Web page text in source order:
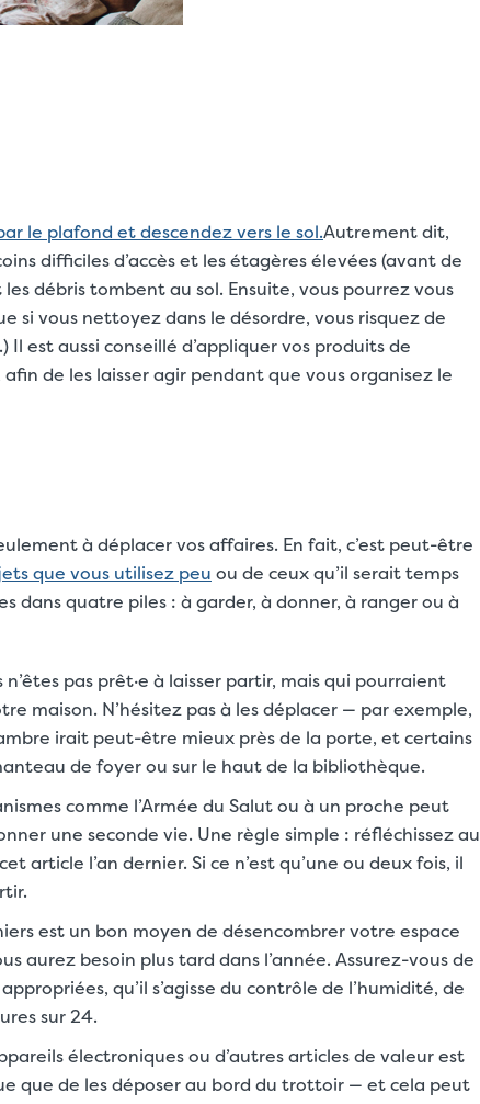
le plafond et descendez vers le sol.Autrement dit,
difficiles d’accès et les étagères élevées (avant de
débris tombent au sol. Ensuite, vous pourrez vous
si vous nettoyez dans le désordre, vous risquez de
est aussi conseillé d’appliquer vos produits de
de les laisser agir pendant que vous organisez le
à déplacer vos affaires. En fait, c’est peut-être
que vous utilisez peu ou de ceux qu’il serait temps
dans quatre piles : à garder, à donner, à ranger ou à
pas prêt·e à laisser partir, mais qui pourraient
maison. N’hésitez pas à les déplacer — par exemple,
irait peut-être mieux près de la porte, et certains
de foyer ou sur le haut de la bibliothèque.
comme l’Armée du Salut ou à un proche peut
une seconde vie. Une règle simple : réfléchissez au
article l’an dernier. Si ce n’est qu’une ou deux fois, il
est un bon moyen de désencombrer votre espace
aurez besoin plus tard dans l’année. Assurez-vous de
appropriées, qu’il s’agisse du contrôle de l’humidité, de
sur 24.
électroniques ou d’autres articles de valeur est
que de les déposer au bord du trottoir — et cela peut